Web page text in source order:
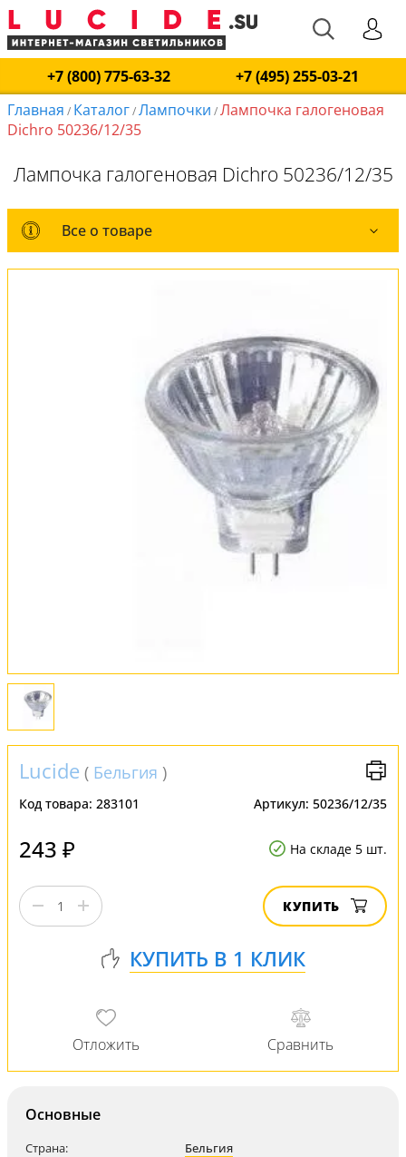
+7 (800) 775-63-32
+7 (495) 255-03-21
Главная / Каталог/Лампочки /Лампочка галогеновая
Dichro 50236/12/35
Лампочка галогеновая Dichro 50236/12/35
Все о товаре
Все о товаре
Вся коллекция
Оплата и доставка
Обмен и возврат
Lucide ( Бельгия )
Код товара: 283101 Артикул: 50236/12/35
243 ₽ На складе 5 шт.
КУПИТЬ
Основные
Страна:
Бельгия